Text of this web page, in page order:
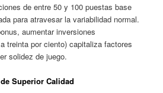
de entre 50 y 100 puestas base
para atravesar la variabilidad normal.
aumentar inversiones
treinta por ciento) capitaliza factores
solidez de juego.
Superior Calidad